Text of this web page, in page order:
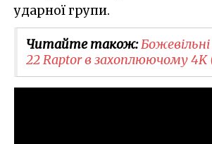
ударної групи.
Читайте також:
22 Raptor в захоплюючому 4K